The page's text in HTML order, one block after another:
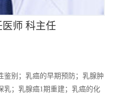
师 科主任
别；乳癌的早期预防；乳腺肿
乳；乳腺癌1期重建；乳癌的化